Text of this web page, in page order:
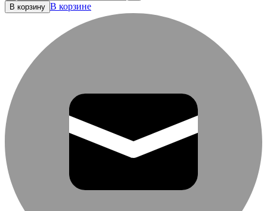
В корзину В корзине